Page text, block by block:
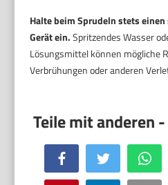
Halte beim Sprudeln stets
Gerät ein.Spritzendes Wasser
Lösungsmittel können mögliche
Verbrühungen oder anderen
Facebook Twitter